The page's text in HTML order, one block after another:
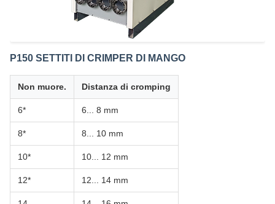
P150 SETTITI DI CRIMPER DI MANGO
Non muore. Distanza di cromping
6* 6... 8 mm
8* 8... 10 mm
10* 10... 12 mm
12* 12... 14 mm